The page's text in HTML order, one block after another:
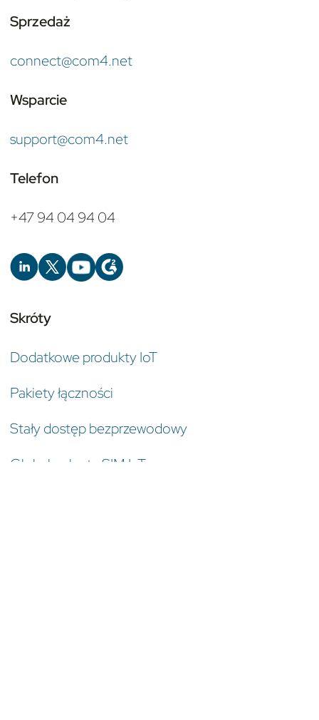
Sprzedaż
connect@com4.net
Wsparcie
support@com4.net
Telefon
+47 94 04 94 04
Skróty
Dodatkowe produkty IoT
Pakiety łączności
Stały dostęp bezprzewodowy
Globalne karty SIM IoT